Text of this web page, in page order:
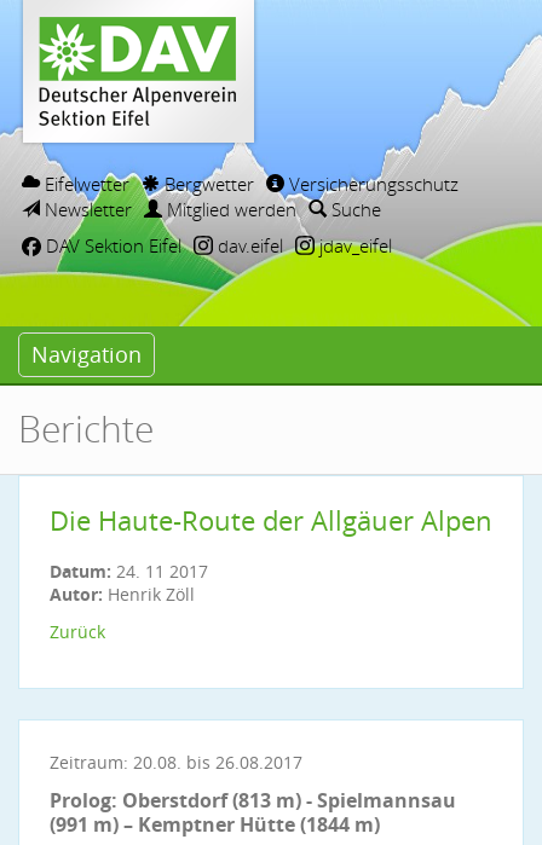
Eifelwetter Bergwetter
Versicherungsschutz
Newsletter
Mitglied werden
Suche
DAV Sektion Eifel
dav.eifel jdav_eifel
Navigation
Berichte
Die Haute-Route der Allgäuer Alpen
Datum: 24. 11 2017
Autor: Henrik Zöll
Zurück
Zeitraum: 20.08. bis 26.08.2017
Prolog: Oberstdorf (813 m) - Spielmannsau
(991 m) – Kemptner Hütte (1844 m)